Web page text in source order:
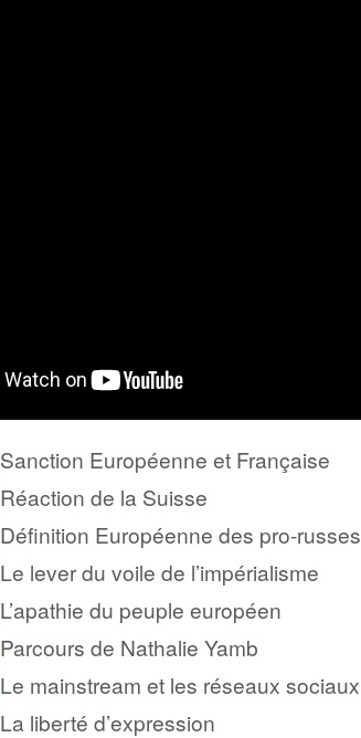
Sanction Européenne et Française
Réaction de la Suisse
Définition Européenne des pro-russes
Le lever du voile de l’impérialisme
L’apathie du peuple européen
Parcours de Nathalie Yamb
Le mainstream et les réseaux sociaux
La liberté d’expression